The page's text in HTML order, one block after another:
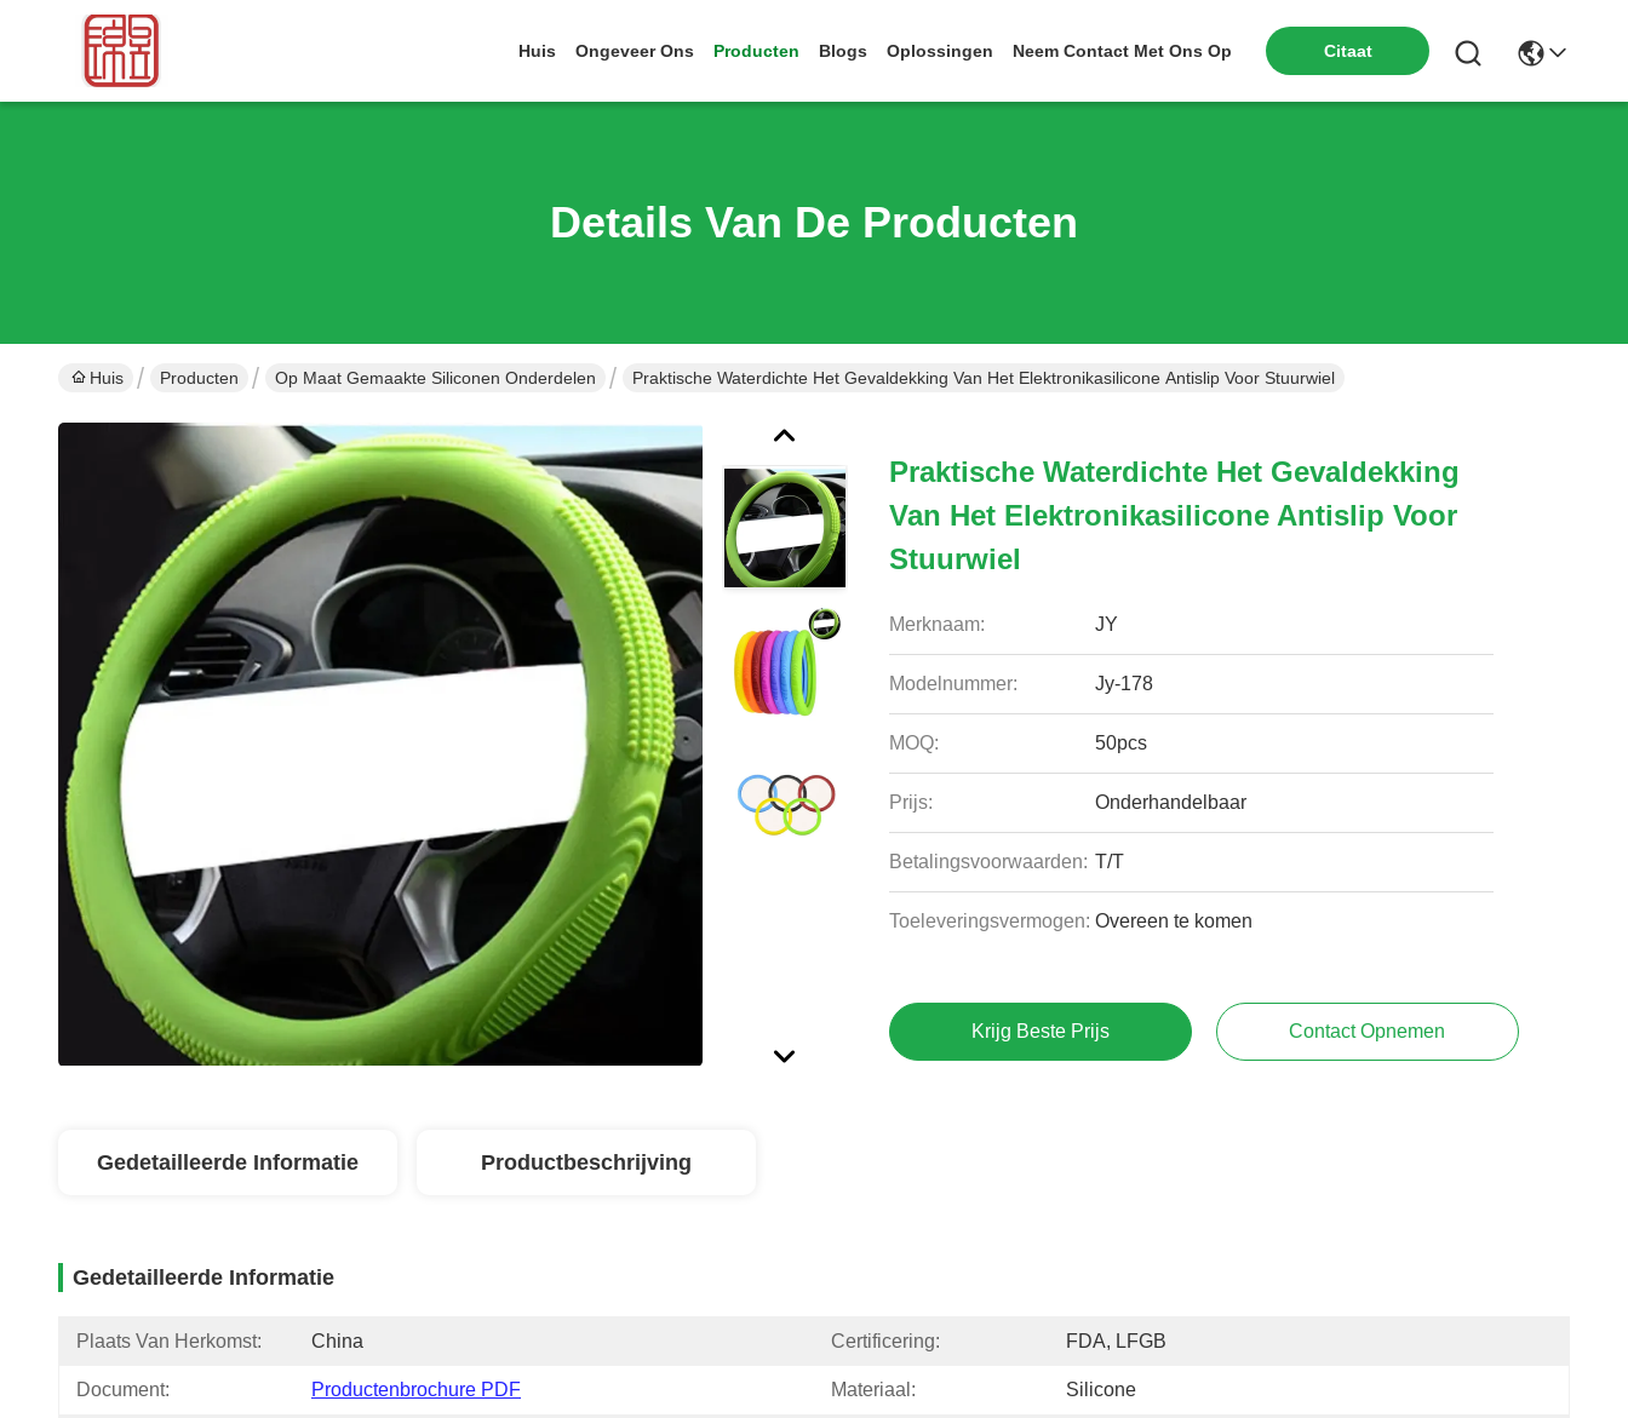
Huis Ongeveer Ons Producten Blogs Oplossingen Neem Contact Met Ons Op Citaat
Details Van De Producten
Huis Producten Op Maat Gemaakte Siliconen Onderdelen Praktische Waterdichte Het Gevaldekking Van Het Elektronikasilicone Antislip Voor Stuurwiel
Praktische Waterdichte Het Gevaldekking
Van Het Elektronikasilicone Antislip Voor
Stuurwiel
Merknaam: JY
Modelnummer: Jy-178
MOQ: 50pcs
Prijs: Onderhandelbaar
Betalingsvoorwaarden: T/T
Toeleveringsvermogen: Overeen te komen
Krijg Beste Prijs Contact Opnemen
Gedetailleerde Informatie Productbeschrijving
Gedetailleerde Informatie
Plaats Van Herkomst: China Certificering: FDA, LFGB
Document: Productenbrochure PDF Materiaal: Silicone